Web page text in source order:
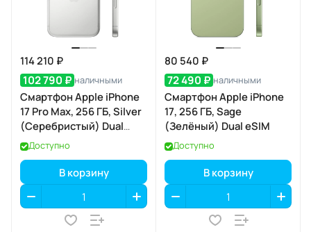
114 210 ₽
102 790 ₽ наличными
Смартфон Apple iPhone
17 Pro Max, 256 ГБ, Silver
(Серебристый) Dual
eSIM
Доступно
В корзину
80 540 ₽
72 490 ₽ наличными
Смартфон Apple iPhone
17, 256 ГБ, Sage
(Зелёный) Dual eSIM
Доступно
В корзину